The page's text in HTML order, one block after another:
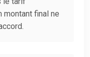
montant final ne